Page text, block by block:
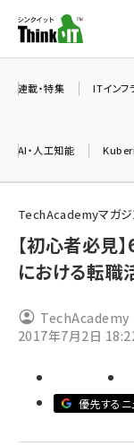
ン
ツ
加藤銘の
iot女子会
drupal
abc123
連載・特集 ITインフ
AI・人工知能
TechAcademyマガジ
【初心者必見
における転職
TechAcademy
2017年7月2日
優先する